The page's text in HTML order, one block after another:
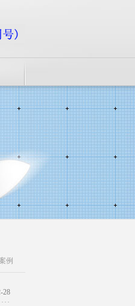
例
28